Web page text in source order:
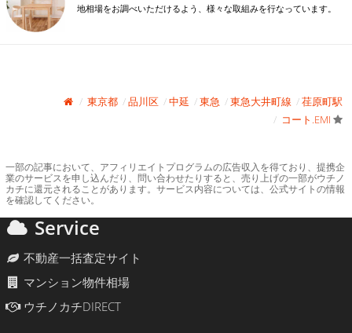
地相場をお調べいただけるよう、様々な取組みを行なっています。
東京都 品川区 中延 東急 東急大井町線
荏原町駅
コート.EMI
一部の記事において、アフィリエイトプログラムの広告収入を得ており、提携企
業のサービスを申し込んだり、問い合わせたりすると、売り上げの一部がウチノ
カチに還元されることがあります。サービス内容については、公式サイトの情報
を確認してください。
Service
不動産一括査定サイト
マンション物件相場
ウチノカチDIRECT